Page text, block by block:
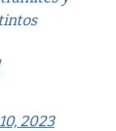
2023